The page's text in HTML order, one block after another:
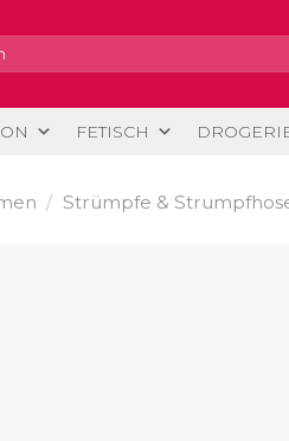
FETISCH
/ Strümpfe &